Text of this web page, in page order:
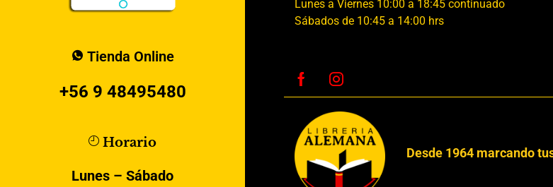
Tienda Online
+56 9 48495480
Horario
Lunes – Sábado
Lunes a Viernes 10:00 a 18:45 continuado
Sábados de 10:45 a 14:00 hrs
Desde 1964 marcando